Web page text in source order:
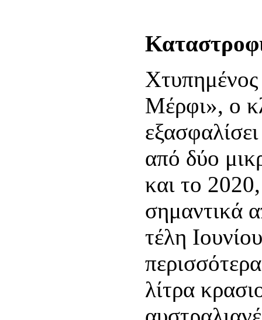
Μέρφι», ο
από δύο
και το
σημαντικά
τέλη
λίτρα